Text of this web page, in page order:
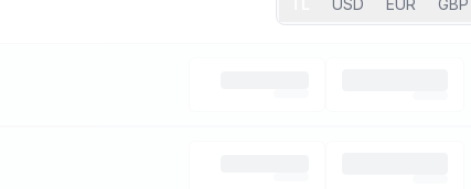
USD EUR GBP